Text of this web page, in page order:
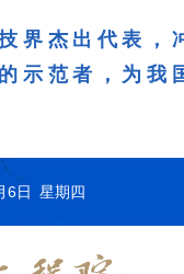
界杰出代表，
示范者，为我
6日 星期四